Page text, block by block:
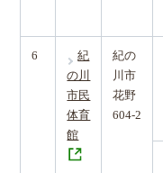
6
紀
の川
市民
体育
館
紀の
川市
花野
604-2